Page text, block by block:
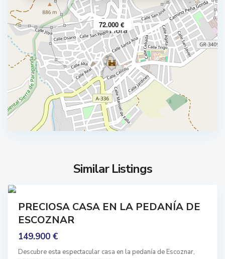
72.000 €
Similar Listings
s
ó
z
a
r
PRECIOSA CASA EN LA PEDANÍA DE
ESCOZNAR
149.900 €
Descubre esta espectacular casa en la pedanía de Escoznar,